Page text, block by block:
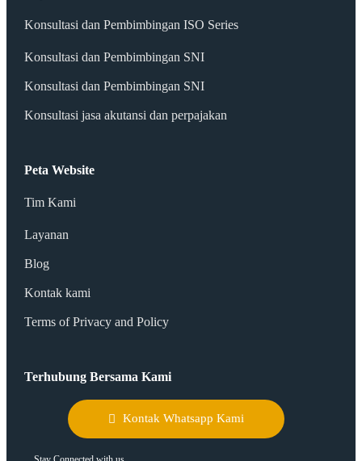
Konsultasi dan Pembimbingan ISO Series
Konsultasi dan Pembimbingan SNI
Konsultasi dan Pembimbingan SNI
Konsultasi jasa akutansi dan perpajakan
Peta Website
Tim Kami
Layanan
Blog
Kontak kami
Terms of Privacy and Policy
Terhubung Bersama Kami
Kontak Whatsapp Kami